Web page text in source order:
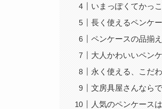
いまっぽくてかっ
長く使えるペンケ
ペンケースの品揃
大人かわいいペン
永く使える、こだ
文房具屋さんなら
人気のペンケース